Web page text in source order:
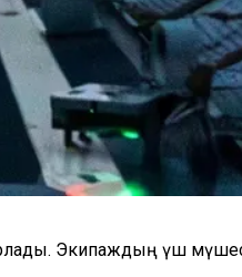
Экипаждың үш